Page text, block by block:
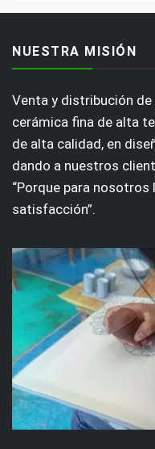
NUESTRA MISIÓN
Venta y distribución
cerámica fina de alta
de alta calidad, en
dando a nuestros
“Porque para
satisfacción”.